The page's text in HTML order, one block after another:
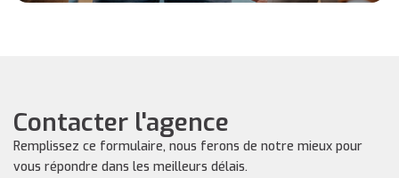
Contacter l'agence
Remplissez ce formulaire, nous ferons de notre mieux pour
vous répondre dans les meilleurs délais.